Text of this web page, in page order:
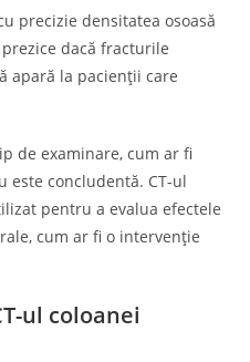
precizie densitatea osoasă
dacă fracturile
apară la pacienții care
de examinare, cum ar fi
este concludentă. CT-ul
pentru a evalua efectele
cum ar fi o intervenție
ul coloanei